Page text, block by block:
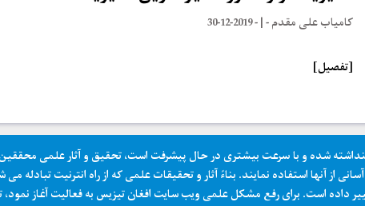
کامیاب علی مقدم- | -
2019-12-30
[تفصیل]
شده و با سرعت بیشتری در حال پیشرفت است، تحقیق و آثار علمی محققین
آنها استفاده نمایند. بناءً آثار و تحقیقات علمی که از راه انترنیت تبادله
داده است. برای رفع مشکل علمی ویب سایت افغان تیزیس به فعالیت آغاز